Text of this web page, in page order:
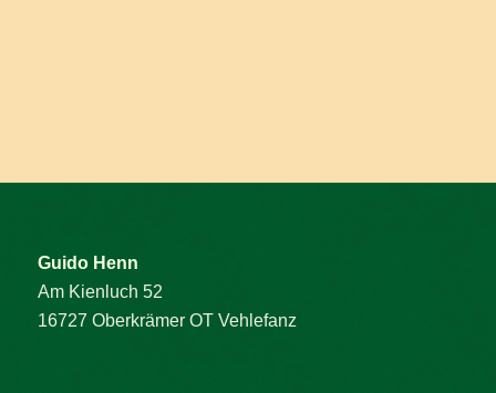
Guido Henn
Am Kienluch 52
16727 Oberkrämer OT Vehlefanz